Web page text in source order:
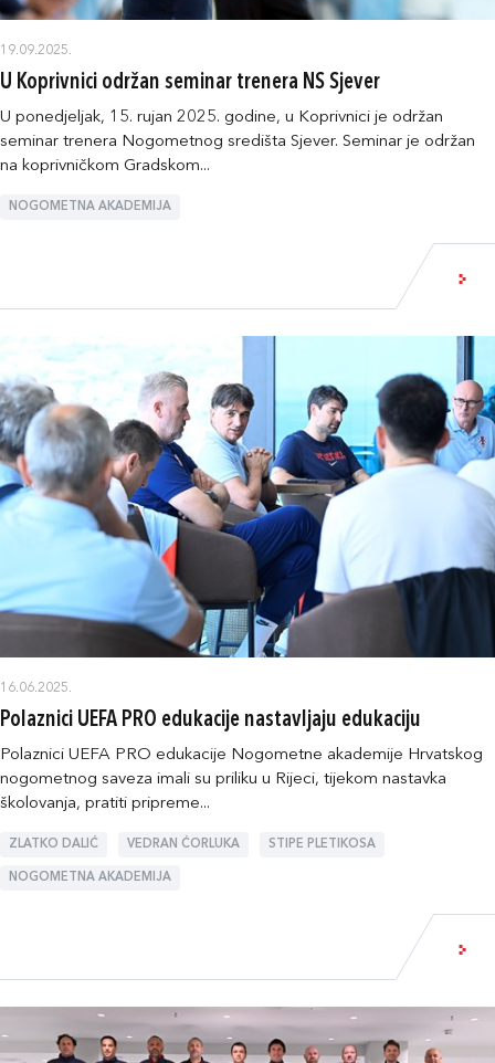
19.09.2025.
U Koprivnici održan seminar trenera NS Sjever
U ponedjeljak, 15. rujan 2025. godine, u Koprivnici je održan
seminar trenera Nogometnog središta Sjever. Seminar je održan
na koprivničkom Gradskom...
NOGOMETNA AKADEMIJA
16.06.2025.
Polaznici UEFA PRO edukacije nastavljaju edukaciju
Polaznici UEFA PRO edukacije Nogometne akademije Hrvatskog
nogometnog saveza imali su priliku u Rijeci, tijekom nastavka
školovanja, pratiti pripreme...
ZLATKO DALIĆ VEDRAN ĆORLUKA STIPE PLETIKOSA
NOGOMETNA AKADEMIJA